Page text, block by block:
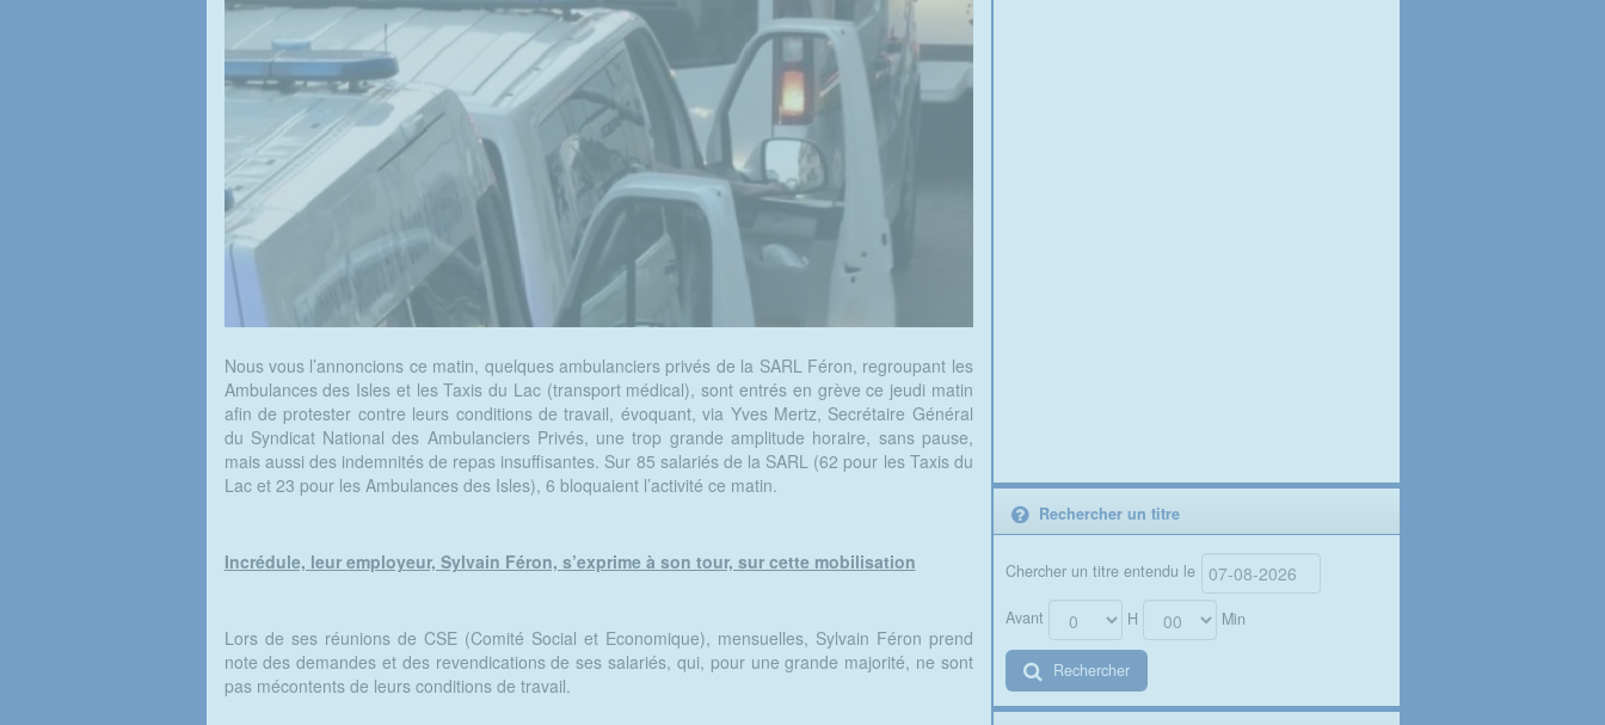
Nous vous l’annoncions ce matin, quelques ambulanciers privés de la SARL Féron, regroupant les
Ambulances des Isles et les Taxis du Lac (transport médical), sont entrés en grève ce jeudi matin
afin de protester contre leurs conditions de travail, évoquant, via Yves Mertz, Secrétaire Général
du Syndicat National des Ambulanciers Privés, une trop grande amplitude horaire, sans pause,
mais aussi des indemnités de repas insuffisantes. Sur 85 salariés de la SARL (62 pour les Taxis du
Lac et 23 pour les Ambulances des Isles), 6 bloquaient l’activité ce matin.
Incrédule, leur employeur, Sylvain Féron, s’exprime à son tour, sur cette mobilisation
Lors de ses réunions de CSE (Comité Social et Economique), mensuelles, Sylvain Féron prend
note des demandes et des revendications de ses salariés, qui, pour une grande majorité, ne sont
pas mécontents de leurs conditions de travail.
Rechercher un titre
Chercher un titre entendu le
Avant H Min
Rechercher